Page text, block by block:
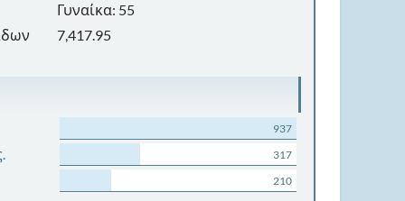
Γυναίκα: 55
7,417.95
937
317
210